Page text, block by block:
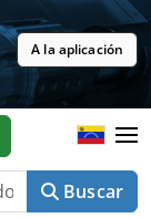
A la aplicación
Buscar